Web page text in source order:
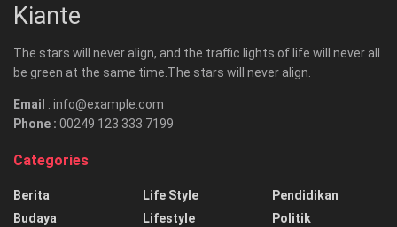
Kiante
The stars will never align, and the traffic lights of life will never all
be green at the same time.The stars will never align.
Email : info@example.com
Phone : 00249 123 333 7199
Categories
Berita
Budaya
Life Style
Lifestyle
Pendidikan
Politik